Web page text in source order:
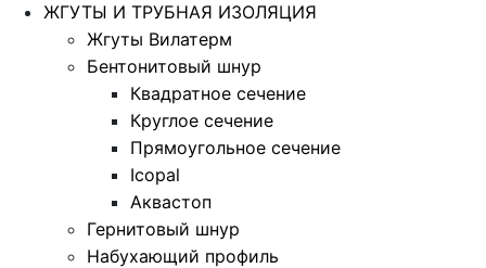
ЖГУТЫ И ТРУБНАЯ ИЗОЛЯЦИЯ
Жгуты Вилатерм
Бентонитовый шнур
Квадратное сечение
Круглое сечение
Прямоугольное сечение
Icopal
Аквастоп
Гернитовый шнур
Набухающий профиль